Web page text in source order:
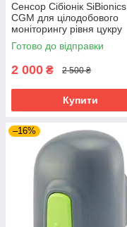
Сенсор Сібіонік SiBionics
CGM для цілодобового
моніторингу рівня цукру
Готово до відправки
2 000 ₴ 2 500 ₴
Купити
–16%